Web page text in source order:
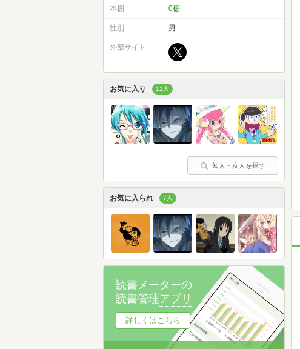
本棚 0棚
性別 男
外部サイト
お気に入り 11人
知人・友人を探す
お気に入られ 7人
読書メーターの
読書管理アプリ
詳しくはこちら